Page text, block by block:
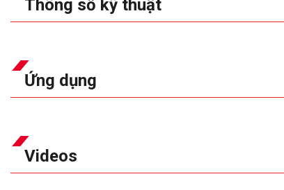
Thông số kỹ thuật
Ứng dụng
Videos